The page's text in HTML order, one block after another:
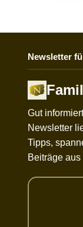
Newsletter
Gut
Newsletter
Tipps,
Beiträge